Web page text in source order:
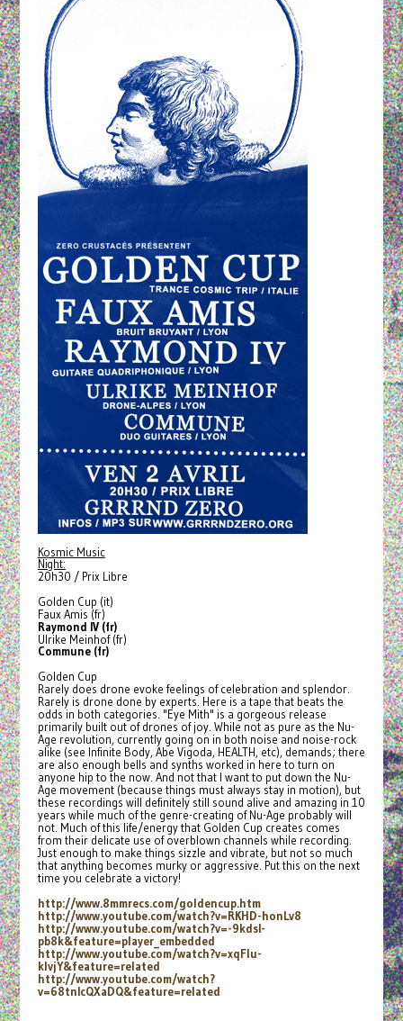
Kosmic Music
Night:
20h30 / Prix Libre
Golden Cup (it)
Faux Amis (fr)
Raymond IV (fr)
Ulrike Meinhof (fr)
Commune (fr)
Golden Cup
Rarely does drone evoke feelings of celebration and splendor.
Rarely is drone done by experts. Here is a tape that beats the
odds in both categories. "Eye Mith" is a gorgeous release
primarily built out of drones of joy. While not as pure as the Nu-
Age revolution, currently going on in both noise and noise-rock
alike (see Infinite Body, Abe Vigoda, HEALTH, etc), demands; there
are also enough bells and synths worked in here to turn on
anyone hip to the now. And not that I want to put down the Nu-
Age movement (because things must always stay in motion), but
these recordings will definitely still sound alive and amazing in 10
years while much of the genre-creating of Nu-Age probably will
not. Much of this life/energy that Golden Cup creates comes
from their delicate use of overblown channels while recording.
Just enough to make things sizzle and vibrate, but not so much
that anything becomes murky or aggressive. Put this on the next
time you celebrate a victory!
http://www.8mmrecs.com/goldencup.htm
http://www.youtube.com/watch?v=RKHD-honLv8
http://www.youtube.com/watch?v=-9kdsI-
pb8k&feature=player_ embedded
http://www.youtube.com/watch?v=xqFlu-
klvjY&feature=related
http://www.youtube.com/watch?
v=68tnIcQXaDQ&feature=related